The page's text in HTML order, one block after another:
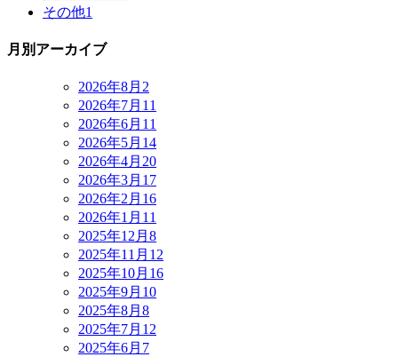
その他1
月別アーカイブ
2026年8月 2
2026年7月 11
2026年6月 11
2026年5月 14
2026年4月 20
2026年3月 17
2026年2月 16
2026年1月 11
2025年12月 8
2025年11月 12
2025年10月 16
2025年9月 10
2025年8月 8
2025年7月 12
2025年6月 7